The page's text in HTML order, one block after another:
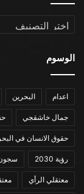
التصنيفات
الوسوم
اعدام البحرين
جمال خاشقجي
حقوق الانسان في
رؤية 2030 سجون
معتقلي الرأي